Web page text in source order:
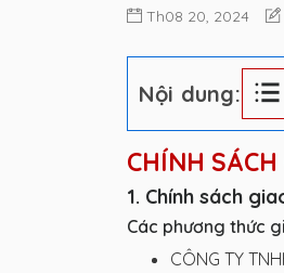
Th08 20, 2024
Nội dung:
CHÍNH
1. Chính sách
Các phương thức
CÔNG TY